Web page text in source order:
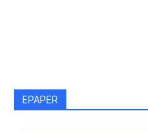
EPAPER